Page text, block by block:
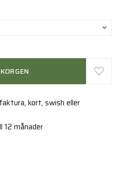
kort, swish eller
12 månader